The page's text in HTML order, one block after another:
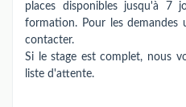
places disponibles jusqu'à
formation. Pour les demandes
contacter.
Si le stage est complet, nous
liste d'attente.